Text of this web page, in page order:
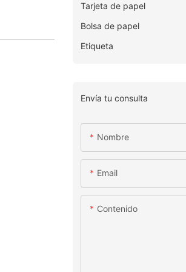
Tarjeta de papel
Bolsa de papel
Etiqueta
Envía tu consulta
Nombre
Email
Contenido